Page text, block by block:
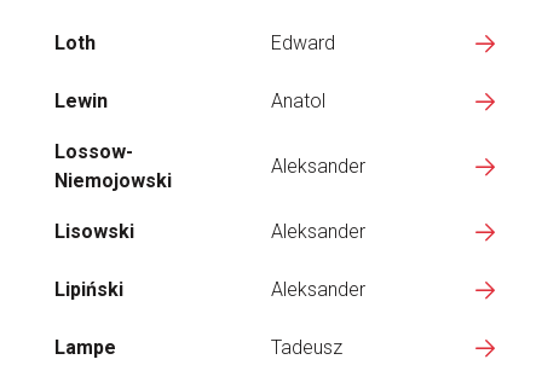
Loth Edward
Lewin Anatol
Lossow-
Niemojowski
Aleksander
Lisowski Aleksander
Lipiński Aleksander
Lampe Tadeusz